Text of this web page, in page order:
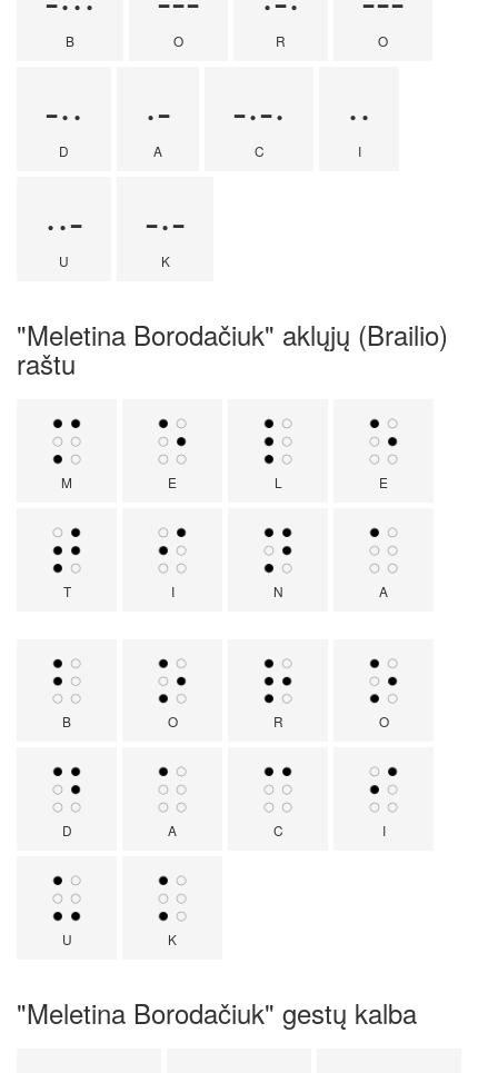
B O R O
-··
D
·-
A
-·-·
C
··
I
··-
U
-·-
K
"Meletina Borodačiuk" aklųjų (Brailio)
raštu
M E L E
T I N A
B O R O
D A C I
U K
"Meletina Borodačiuk" gestų kalba